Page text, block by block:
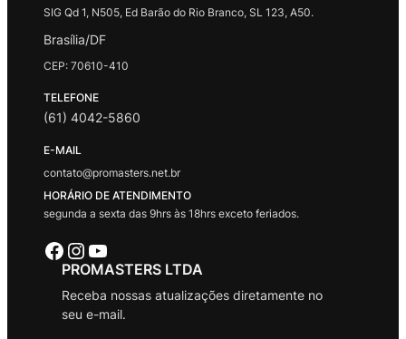
SIG Qd 1, N505, Ed Barão do Rio Branco, SL 123, A50.
Brasília/DF
CEP: 70610-410
TELEFONE
(61) 4042-5860
E-MAIL
contato@promasters.net.br
HORÁRIO DE ATENDIMENTO
segunda a sexta das 9hrs às 18hrs exceto feriados.
Facebook Instagram Youtube
PROMASTERS LTDA
Receba nossas atualizações diretamente no
seu e-mail.